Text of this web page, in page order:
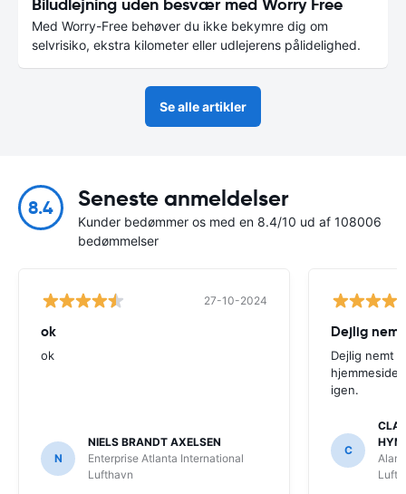
Med Worry-Free behøver du ikke bekymre dig om
selvrisiko, ekstra kilometer eller udlejerens pålidelighed.
Se alle artikler
8.4 Seneste anmeldelser
Kunder bedømmer os med en 8.4/10 ud af 108006
bedømmelser
27-10-2024
ok
ok
N
NIELS BRANDT AXELSEN
Enterprise Atlanta International
Lufthavn
Dejlig
Dejlig nemt
igen.
C